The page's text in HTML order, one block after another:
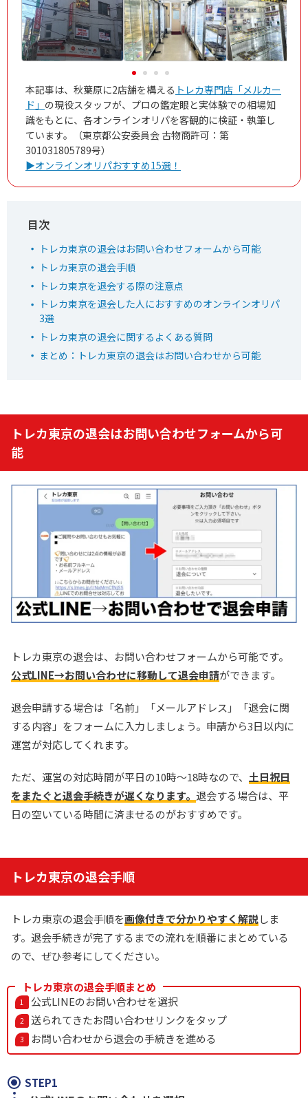
新規アド確で4,554coin以上獲得
ログボで無料ガチャが引ける
公式LINE連携で初回最大90％OFF！
おりパンダ公式サイトを見る
オリパワン
2周年大感謝祭イベント開催中！
初回限定LINEクーポン配布中！
新規限定でアド確5種が引ける
オリパワン公式サイトを見る
オリくじ
LINEクーポンで最大90%OFF
毎日無料ガチャが引ける
オリくじ公式サイトを見る
8
新規登録限定で最大90％OFF
新規限定5種類のアド確が引ける
還元率110%超の限定ガチャが引ける！
TORAオリパ公式サイトを見る
本記事は、秋葉原に2店舗を構える トレカ専門店「メルカー
ド」 の現役スタッフが、プロの鑑定眼と実体験での相場知
識をもとに、各オンラインオリパを客観的に検証・執筆し
ています。（東京都公安委員会 古物商許可：第
301031805789号）
▶オンラインオリパおすすめ15選！
トレカ東京の退会はお問い合わせフォームから可能
トレカ東京の退会手順
トレカ東京を退会する際の注意点
トレカ東京を退会した人におすすめのオンラインオリパ
3選
トレカ東京の退会に関するよくある質問
まとめ：トレカ東京の退会はお問い合わせから可能
トレカ東京の退会はお問い合わせフォームから可
能
トレカ東京の退会は、お問い合わせフォームから可能です。
公式LINE→お問い合わせに移動して退会申請ができます。
退会申請する場合は「名前」「メールアドレス」「退会に関
する内容」をフォームに入力しましょう。申請から3日以内に
運営が対応してくれます。
ただ、運営の対応時間が平日の10時～18時なので、 土日祝日
をまたぐと退会手続きが遅くなります。 退会する場合は、平
日の空いている時間に済ませるのがおすすめです。
トレカ東京の退会手順
トレカ東京の退会手順を画像付きで分かりやすく解説しま
す。退会手続きが完了するまでの流れを順番にまとめている
ので、ぜひ参考にしてください。
トレカ東京の退会手順まとめ
公式LINEのお問い合わせを選択
送られてきたお問い合わせリンクをタップ
お問い合わせから退会の手続きを進める
STEP1